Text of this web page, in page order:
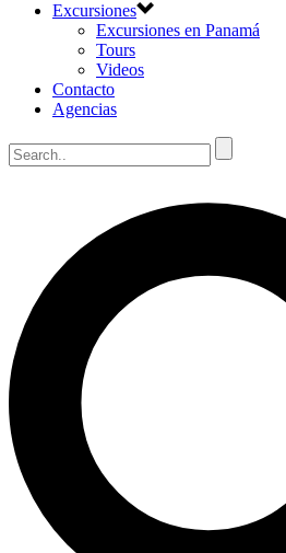
Excursiones
Excursiones en Panamá
Tours
Videos
Contacto
Agencias